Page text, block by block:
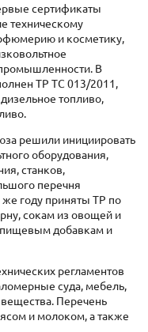
сертификаты
техническому
и косметику,
В
ТР ТС 013/2011,
топливо,
решили инициировать
оборудования,
станков,
перечня
году приняты ТР по
сокам из овощей и
добавкам и
регламентов
суда, мебель,
Перечень
и молоком, а также